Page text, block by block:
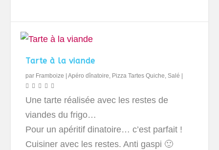
Tarte à la viande
par Framboize |Apéro dînatoire, Pizza Tartes Quiche,Salé
Une tarte réalisée avec les restes de
viandes du frigo…
Pour un apéritif dinatoire… c’est parfait !
Cuisiner avec les restes. Anti gaspi 🙂